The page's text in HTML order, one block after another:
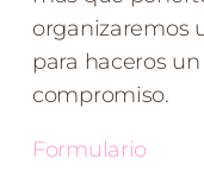
organizaremos
para haceros
compromiso.
Formulario